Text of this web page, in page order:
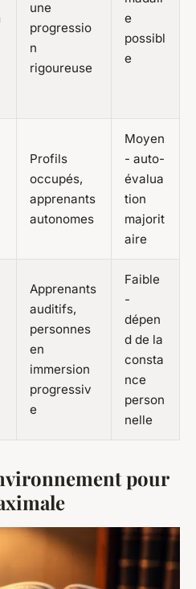
une
progressio
n
rigoureuse
e
possibl
e
Profils
occupés,
apprenants
autonomes
Moyen
- auto-
évalua
tion
majorit
aire
Apprenants
auditifs,
personnes
en
immersion
progressiv
e
Faible
-
dépen
d de la
consta
nce
person
nelle
pour